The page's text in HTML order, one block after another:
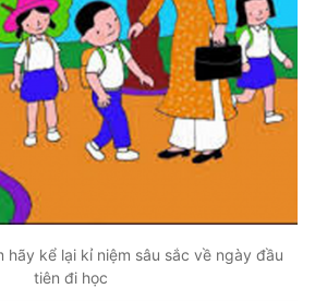
hãy kể lại kỉ niệm sâu sắc về ngày đầu
tiên đi học